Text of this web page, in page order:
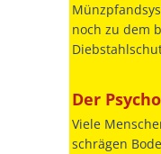
noch zu dem
Der
Viele
schrägen